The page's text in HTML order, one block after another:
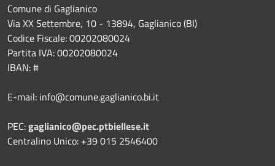
Comune di Gaglianico
Via XX Settembre, 10 - 13894, Gaglianico (BI)
Codice Fiscale: 00202080024
Partita IVA: 00202080024
IBAN: #
E-mail: info@comune.gaglianico.bi.it
PEC:gaglianico@pec.ptbiellese.it
Centralino Unico: +39 015 2546400